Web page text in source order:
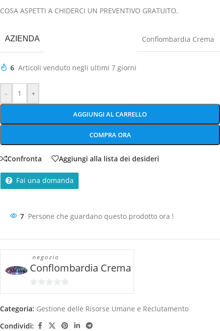
COSA ASPETTI A CHIDERCI UN PREVENTIVO GRATUITO.
AZIENDA Conflombardia Crema
6 Articoli venduto negli ultimi 7 giorni
- +
AGGIUNGI AL CARRELLO
COMPRA ORA
Confronta Aggiungi alla lista dei desideri
Fai una domanda
7 Persone che guardano questo prodotto ora !
negozio
Conflombardia Crema
0
Categoria: Gestione delle Risorse Umane e Reclutamento
Condividi: